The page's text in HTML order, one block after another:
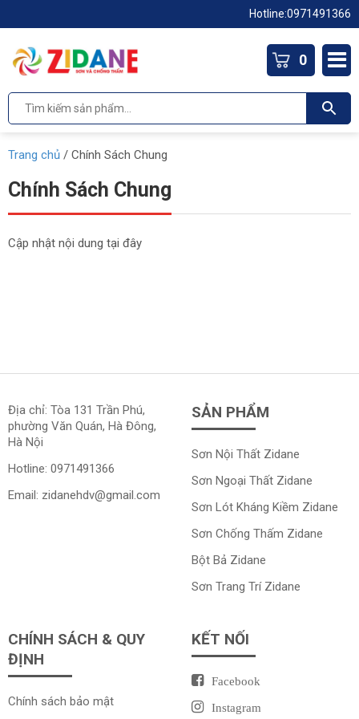
Hotline:0971491366
0
Trang chủ / Chính Sách Chung
Chính Sách Chung
Cập nhật nội dung tại đây
Địa chỉ: Tòa 131 Trần Phú,
phường Văn Quán, Hà Đông,
Hà Nội
Hotline: 0971491366
Email: zidanehdv@gmail.com
SẢN PHẨM
Sơn Nội Thất Zidane
Sơn Ngoại Thất Zidane
Sơn Lót Kháng Kiềm Zidane
Sơn Chống Thấm Zidane
Bột Bả Zidane
Sơn Trang Trí Zidane
CHÍNH SÁCH & QUY
ĐỊNH
Chính sách bảo mật
KẾT NỐI
Facebook
Instagram